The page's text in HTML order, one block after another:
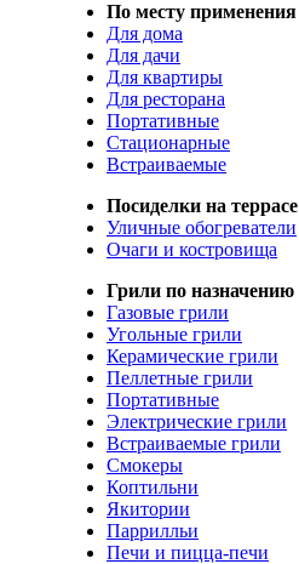
По месту применения
Для дома
Для дачи
Для квартиры
Для ресторана
Портативные
Стационарные
Встраиваемые
Посиделки на террасе
Уличные обогреватели
Очаги и костровища
Грили по назначению
Газовые грили
Угольные грили
Керамические грили
Пеллетные грили
Портативные
Электрические грили
Встраиваемые грили
Смокеры
Коптильни
Якитории
Паррилльи
Печи и пицца-печи